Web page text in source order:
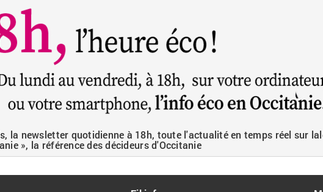
la newsletter quotidienne à 18h, toute l'actualité en temps réel sur
», la référence des décideurs d'Occitanie